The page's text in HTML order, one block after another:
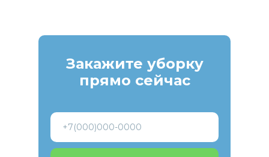
Закажите уборку
прямо сейчас